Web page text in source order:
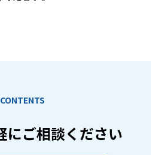
CONTENTS
にご相談ください